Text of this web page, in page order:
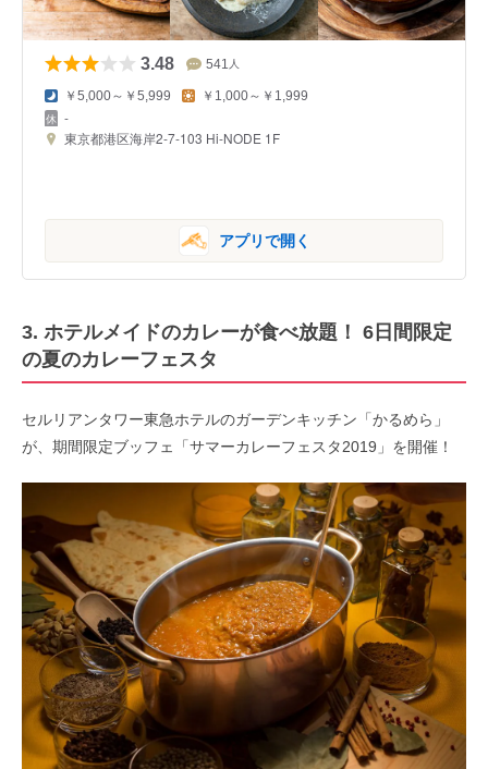
3.48 541 人
￥5,000～￥5,999 ￥1,000～￥1,999
-
東京都港区海岸2-7-103 Hi-NODE 1F
アプリで開く
3. ホテルメイドのカレーが食べ放題！ 6日間限定
の夏のカレーフェスタ
セルリアンタワー東急ホテルのガーデンキッチン「かるめら」
が、期間限定ブッフェ「サマーカレーフェスタ2019」を開催！